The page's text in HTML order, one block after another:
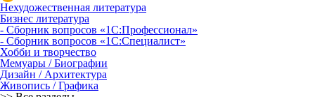
Нехудожественная литература
Бизнес литература
- Сборник вопросов «1С:Профессионал»
- Сборник вопросов «1С:Специалист»
Хобби и творчество
Мемуары / Биографии
Дизайн / Архитектура
Живопись / Графика